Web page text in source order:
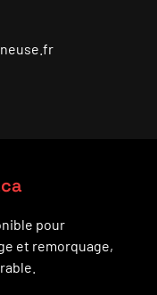
pour
et remorquage,